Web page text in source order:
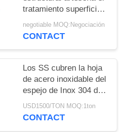
tratamiento superficial
de encargo de la alta
dureza segura de la
negotiable MOQ:Negociación
CONTACT
Los SS cubren la hoja
de acero inoxidable del
espejo de Inox 304 del
negro 201 del oro para
la decoración exterior
USD1500/TON MOQ:1ton
CONTACT